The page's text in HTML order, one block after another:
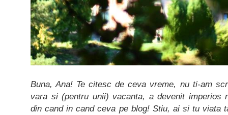
Buna, Ana! Te citesc de ceva vreme, nu ti-am
vara si (pentru unii) vacanta, a devenit
din cand in cand ceva pe blog! Stiu, ai si tu viata